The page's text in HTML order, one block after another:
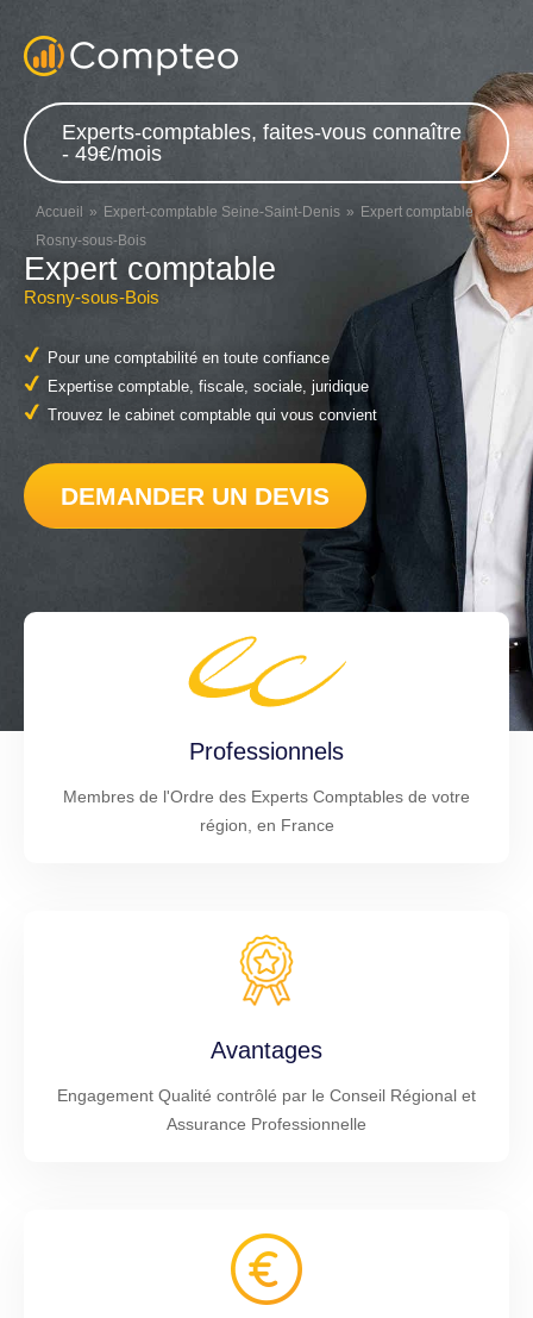
Experts-comptables, faites-vous connaître
- 49€/mois
Accueil Expert-comptable Seine-Saint-Denis
Expert comptable
Rosny-sous-Bois
Expert comptable
Rosny-sous-Bois
Pour une comptabilité en toute confiance
Expertise comptable, fiscale, sociale, juridique
Trouvez le cabinet comptable qui vous convient
DEMANDER UN DEVIS
Professionnels
Membres de l'Ordre des Experts Comptables de votre
région, en France
Avantages
Engagement Qualité contrôlé par le Conseil Régional et
Assurance Professionnelle